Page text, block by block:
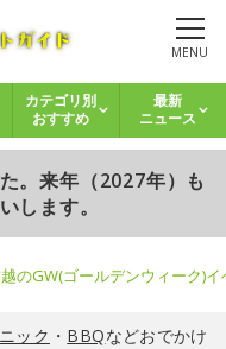
MENU
カテゴリ別
おすすめ
最新
ニュース
。来年（2027年）も
します。
のGW(ゴールデンウィーク)
ック ・ BBQなどおでかけ